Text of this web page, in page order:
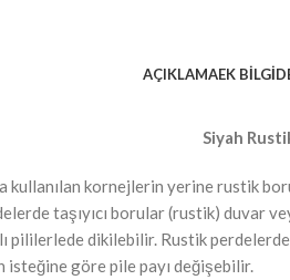
AÇIKLAMAEK BILGI
Siyah
kullanılan kornejlerin yerine rustik
taşıyıcı borular (rustik) duvar
dikilebilir. Rustik perdelerde
göre pile payı değişebilir.